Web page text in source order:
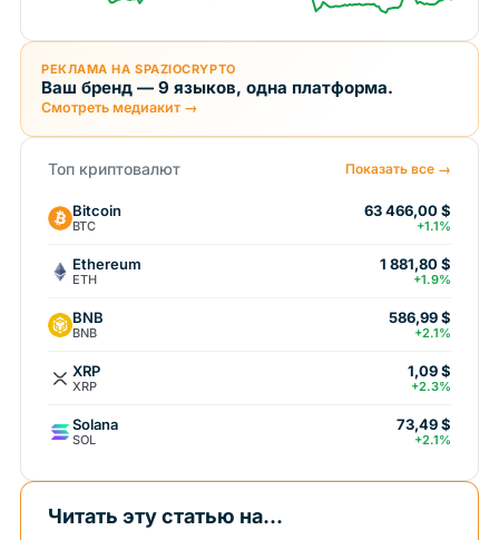
РЕКЛАМА НА SPAZIOCRYPTO
Ваш бренд — 9 языков, одна платформа.
Смотреть медиакит →
Топ криптовалют Показать все →
Bitcoin
BTC
63 466,00 $
+1.1%
Ethereum
ETH
1 881,80 $
+1.9%
BNB
BNB
586,99 $
+2.1%
XRP
XRP
1,09 $
+2.3%
Solana
SOL
73,49 $
+2.1%
Читать эту статью на...